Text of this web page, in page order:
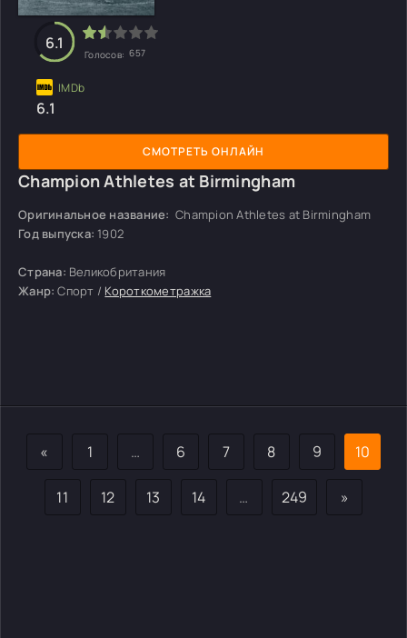
Champion Athletes at Birmingham
Оригинальное название: Champion Athletes at Birmingham
Год выпуска: 1902
Страна: Великобритания
Жанр: Спорт / Короткометражка
СМОТРЕТЬ ОНЛАЙН
6.1
Голосов: 657
6.1
« 1 … 6 7 8 9 10
11 12 13 14 … 249 »